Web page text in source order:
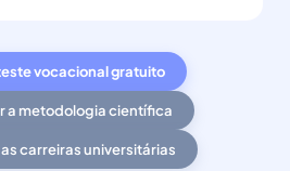
vocacional gratuito
a metodologia científica
carreiras universitárias